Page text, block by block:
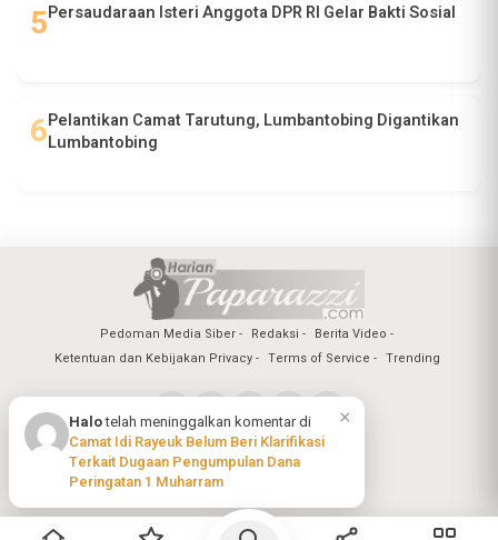
Persaudaraan Isteri Anggota DPR RI Gelar Bakti Sosial
Pelantikan Camat Tarutung, Lumbantobing Digantikan
Lumbantobing
Pedoman Media Siber Redaksi
Berita Video
Ketentuan dan Kebijakan Privacy
Terms of Service Trending
Copyright @2026 Harian Paparazzi
All Rights Reserved
×
Halotelah meninggalkan komentar di
Camat Idi Rayeuk Belum Beri Klarifikasi
Terkait Dugaan Pengumpulan Dana
Peringatan 1 Muharram